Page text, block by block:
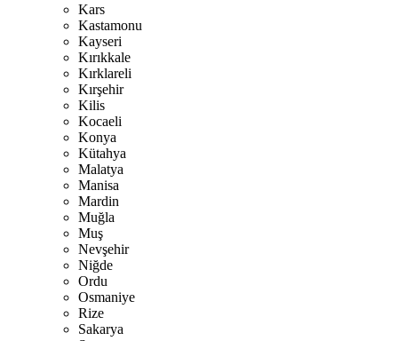
Kars
Kastamonu
Kayseri
Kırıkkale
Kırklareli
Kırşehir
Kilis
Kocaeli
Konya
Kütahya
Malatya
Manisa
Mardin
Muğla
Muş
Nevşehir
Niğde
Ordu
Osmaniye
Rize
Sakarya